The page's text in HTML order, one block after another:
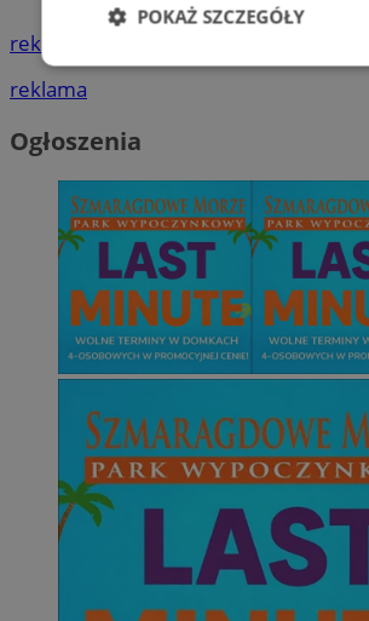
reklama
reklama
Ogłoszenia
POKAŻ SZCZEGÓŁY
Niezbędne
Niezbędne Wydajność
Niezbędne pliki cookie umożliwiają
można prawidłowo korzystać ze
Nazwa
SessID